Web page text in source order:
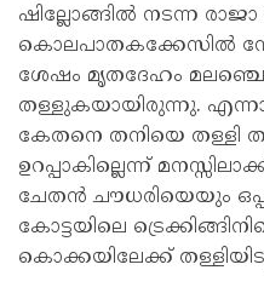
ഷില്ലോങ്ങിൽ നടന്ന
കൊലപാതകക്കേസിൽ
ശേഷം മൃതദേഹം
തള്ളുകയായിരുന്നു.
കേതനെ തനിയെ തള്ളി
ഉറപ്പാകില്ലെന്ന്
ചേതൻ ചൗധരിയെയും
കോട്ടയിലെ
കൊക്കയിലേക്ക്